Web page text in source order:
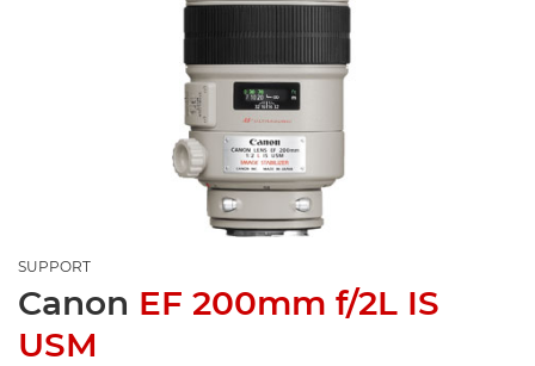
SUPPORT
Canon EF 200mm f/2L IS
USM